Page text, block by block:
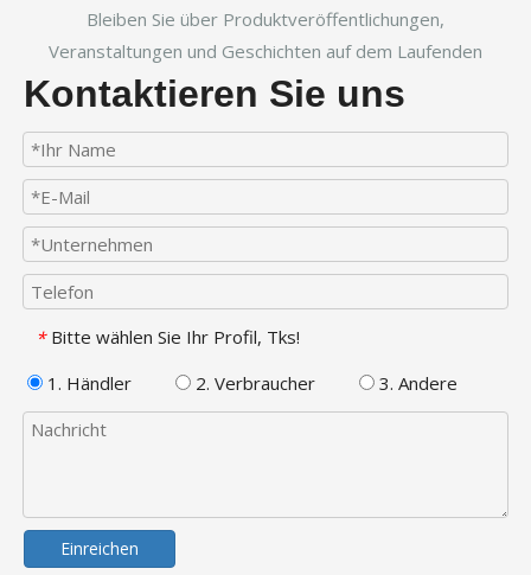
Bleiben Sie über Produktveröffentlichungen,
Veranstaltungen und Geschichten auf dem Laufenden
Kontaktieren Sie uns
* Bitte wählen Sie Ihr Profil, Tks!
1. Händler
2. Verbraucher 3. Andere
Einreichen